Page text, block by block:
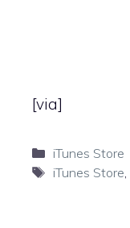
[via]
Categorie
iTunes Store
Tag
iTunes Store